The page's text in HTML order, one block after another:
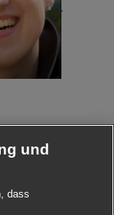
und
dass